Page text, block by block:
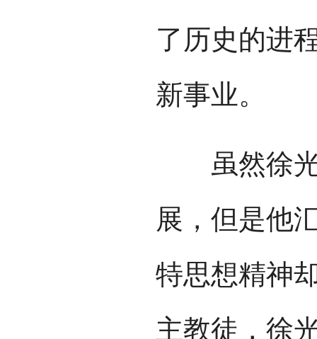
了历史的进
新事业。
虽然徐光
展，但是他
特思想精神
主教徒，徐